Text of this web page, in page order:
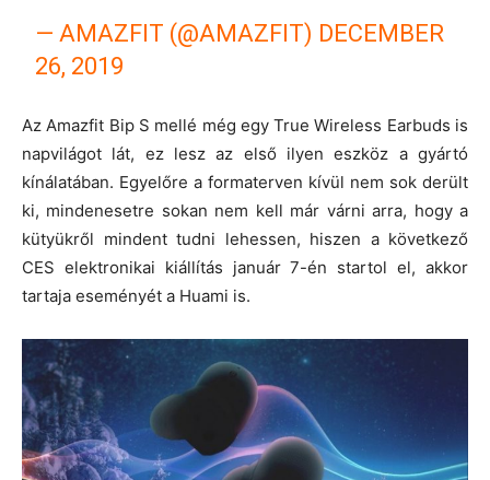
— AMAZFIT (@AMAZFIT) DECEMBER
26, 2019
Az Amazfit Bip S mellé még egy True Wireless Earbuds is
napvilágot lát, ez lesz az első ilyen eszköz a gyártó
kínálatában. Egyelőre a formaterven kívül nem sok derült
ki, mindenesetre sokan nem kell már várni arra, hogy a
kütyükről mindent tudni lehessen, hiszen a következő
CES elektronikai kiállítás január 7-én startol el, akkor
tartaja eseményét a Huami is.